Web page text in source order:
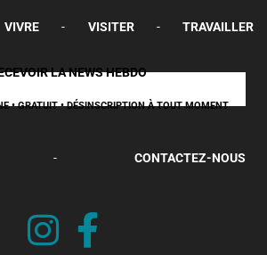
VIVRE - VISITER - TRAVAILLER
LA NEWS HEBDO
• GRATUIT • DÉSINSCRIPTION À TOUT MOMENT
- CONTACTEZ-NOUS